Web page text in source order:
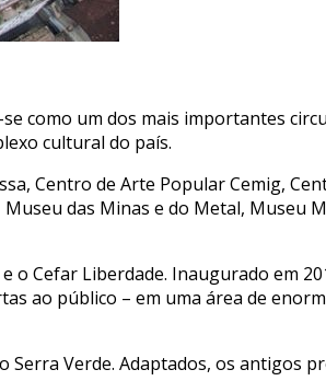
como um dos mais importantes
cultural do país.
Centro de Arte Popular Cemig,
das Minas e do Metal, Museu
o Cefar Liberdade. Inaugurado em
ao público – em uma área de
Verde. Adaptados, os antigos